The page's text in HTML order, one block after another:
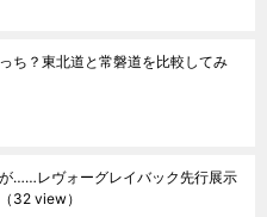
ち？東北道と常磐道を比較してみ
……レヴォーグレイバック先行展示
（32 view）